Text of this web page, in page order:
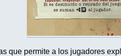
que permite a los jugadores